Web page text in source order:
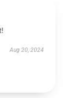
Aug 20, 2024